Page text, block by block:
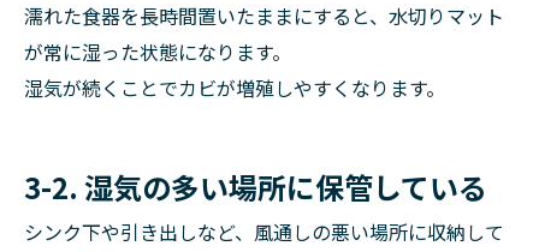
濡れた食器を長時間置いたままにすると、水切りマット
が常に湿った状態になります。
湿気が続くことでカビが増殖しやすくなります。
3-2. 湿気の多い場所に保管している
シンク下や引き出しなど、風通しの悪い場所に収納して